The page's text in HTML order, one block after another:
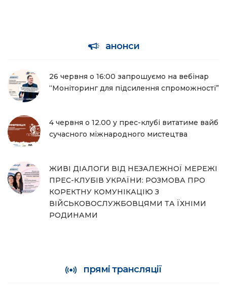
анонси
26 червня о 16:00 запрошуємо на вебінар
“Моніторинг для підсилення спроможності”
4 червня о 12.00 у прес-клубі витатиме вайб
сучасного міжнародного мистецтва
ЖИВІ ДІАЛОГИ ВІД НЕЗАЛЕЖНОЇ МЕРЕЖІ
ПРЕС-КЛУБІВ УКРАЇНИ: РОЗМОВА ПРО
КОРЕКТНУ КОМУНІКАЦІЮ З
ВІЙСЬКОВОСЛУЖБОВЦЯМИ ТА ЇХНІМИ
РОДИНАМИ
прямі трансляції